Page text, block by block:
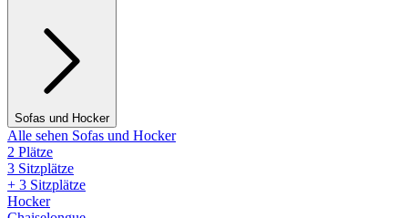
Sofas und Hocker
Alle sehen Sofas und Hocker
2 Plätze
3 Sitzplätze
+ 3 Sitzplätze
Hocker